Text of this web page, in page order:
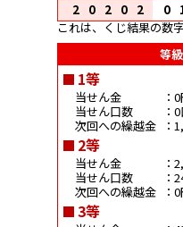
20202
これは、くじ結果の数
等
1等
当せん金
：
当せん口数
：
次回への繰越金
：
2等
当せん金
：
当せん口数
：
次回への繰越金
：
3等